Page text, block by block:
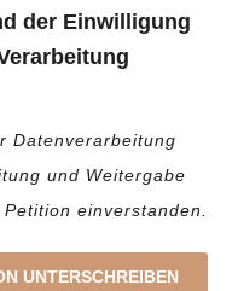
der Einwilligung
Datenverarbeitung
und Weitergabe
einverstanden.
UNTERSCHREIBEN